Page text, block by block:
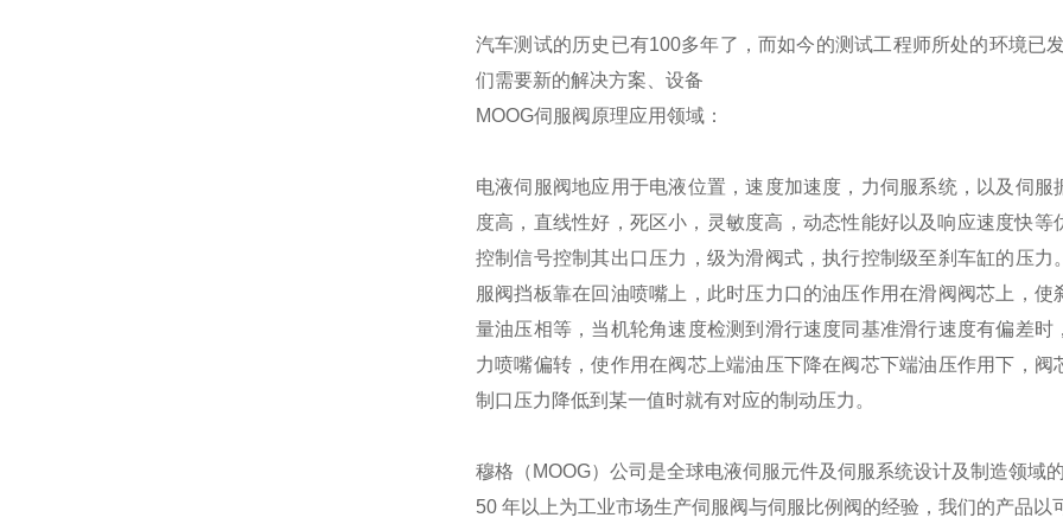
汽车测试的历史已有100多年了，而如今的测试工程师所处的环境已
们需要新的解决方案、设备
MOOG伺服阀原理应用领域：
电液伺服阀地应用于电液位置，速度加速度，力伺服系统，以及伺
度高，直线性好，死区小，灵敏度高，动态性能好以及响应速度快
控制信号控制其出口压力，级为滑阀式，执行控制级至刹车缸的压
服阀挡板靠在回油喷嘴上，此时压力口的油压作用在滑阀阀芯上，
量油压相等，当机轮角速度检测到滑行速度同基准滑行速度有偏差
力喷嘴偏转，使作用在阀芯上端油压下降在阀芯下端油压作用下，
制口压力降低到某一值时就有对应的制动压力。
穆格（MOOG）公司是全球电液伺服元件及伺服系统设计及制造领域
50 年以上为工业市场生产伺服阀与伺服比例阀的经验，我们的产品以